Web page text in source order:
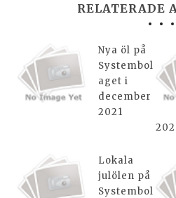
RELATERADE
Nya öl på
Systembol
aget i
december
2021
Lokala
julölen på
Systembol